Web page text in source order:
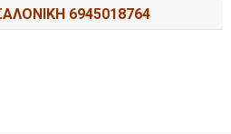
6945018764